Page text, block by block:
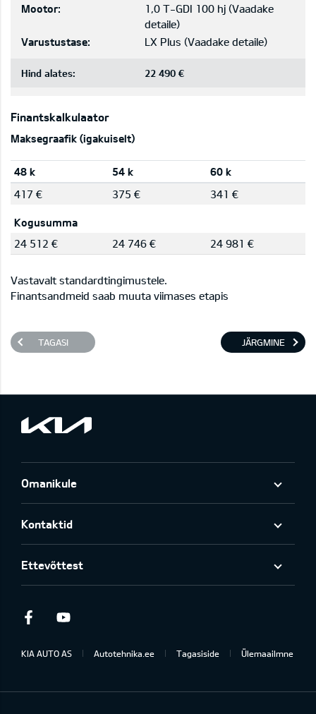
Mootor:
1,0 T-GDI 100 hj (Vaadake
detaile)
Varustustase:
LX Plus (Vaadake detaile)
Hind alates: 22 490 €
Finantskalkulaator
Maksegraafik (igakuiselt)
48 k 54 k
60 k
417 €
375 € 341 €
Kogusumma
24 512 €
24 746 € 24 981 €
Vastavalt standardtingimustele.
Finantsandmeid saab muuta viimases etapis
TAGASI JÄRGMINE
Omanikule
Kontaktid
Ettevõttest
Facebook
KIA AUTO AS Autotehnika.ee Tagasiside Ülemaailmne